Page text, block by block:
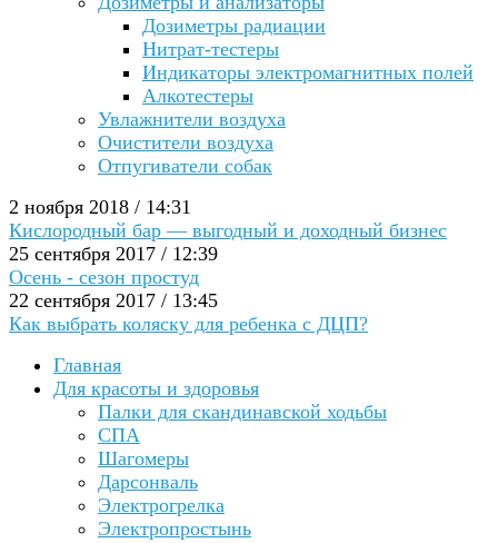
Дозиметры радиации
Нитрат-тестеры
Индикаторы электромагнитных полей
Алкотестеры
Увлажнители воздуха
Очистители воздуха
Отпугиватели собак
2 ноября 2018 / 14:31
Кислородный бар — выгодный и доходный бизнес
25 сентября 2017 / 12:39
Осень - сезон простуд
22 сентября 2017 / 13:45
Как выбрать коляску для ребенка с ДЦП?
Главная
Для красоты и здоровья
Палки для скандинавской ходьбы
СПА
Шагомеры
Дарсонваль
Электрогрелка
Электропростынь